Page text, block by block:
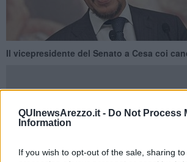
QUInewsArezzo.it - Do Not Process
Information
If you wish to opt-out of the sale, sharing
Il vicepresidente del Senato a Cesa coi
MARCIANO DELLA CHIANA —
dei candidati di Fratelli d'Italia alle comunali e